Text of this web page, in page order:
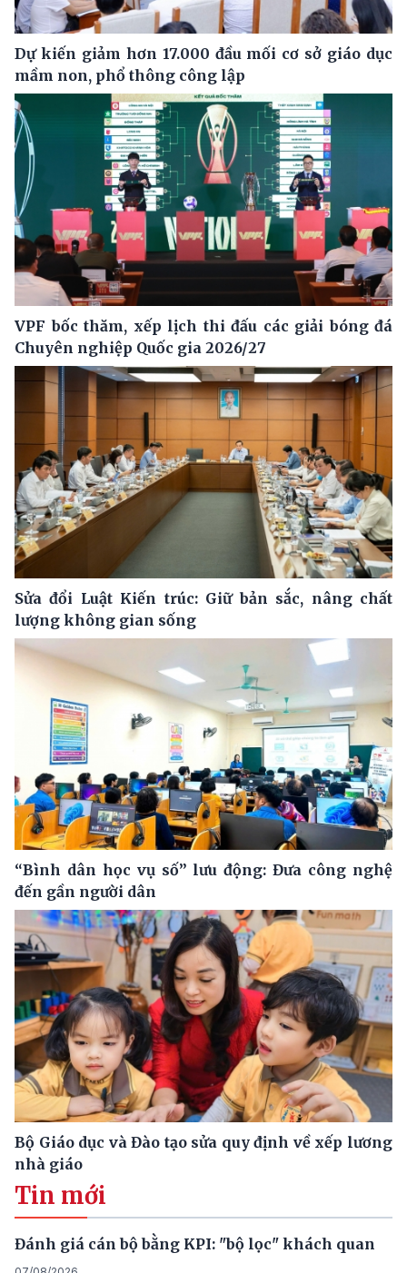
Dự kiến giảm hơn 17.000 đầu mối cơ sở giáo dục
mầm non, phổ thông công lập
VPF bốc thăm, xếp lịch thi đấu các giải bóng đá
Chuyên nghiệp Quốc gia 2026/27
Sửa đổi Luật Kiến trúc: Giữ bản sắc, nâng chất
lượng không gian sống
“Bình dân học vụ số” lưu động: Đưa công nghệ
đến gần người dân
Bộ Giáo dục và Đào tạo sửa quy định về xếp lương
nhà giáo
Tin mới
Đánh giá cán bộ bằng KPI: "bộ lọc" khách quan